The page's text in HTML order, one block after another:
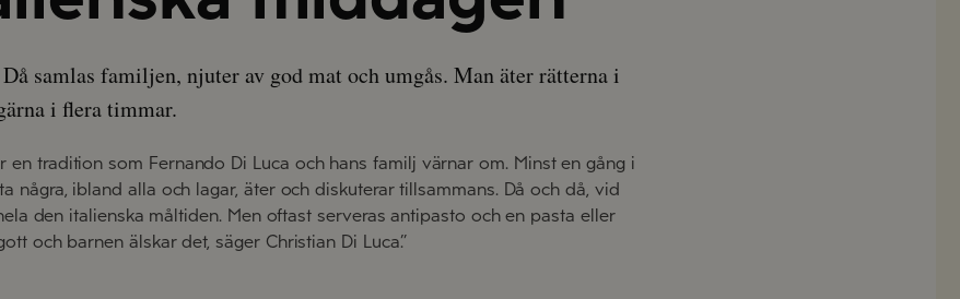
samlas familjen, njuter av god mat och umgås. Man äter rätterna i
i flera timmar.
en tradition som Fernando Di Luca och hans familj värnar om. Minst en gång i
några, ibland alla och lagar, äter och diskuterar tillsammans. Då och då, vid
den italienska måltiden. Men oftast serveras antipasto och en pasta eller
och barnen älskar det, säger Christian Di Luca.”